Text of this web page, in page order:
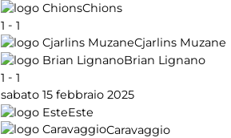
Chions
1 - 1
Cjarlins Muzane
Brian Lignano
1 - 1
sabato 15 febbraio 2025
Este
Caravaggio